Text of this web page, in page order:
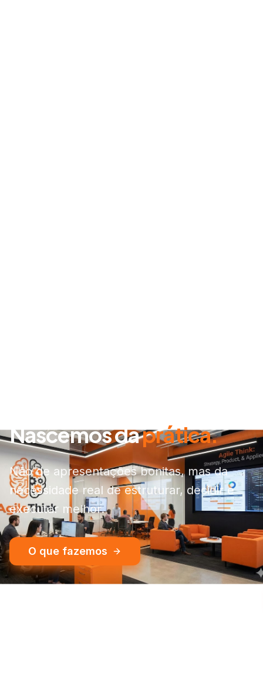
Presença emeventos
globais
Web Summit, Innovation Week, e os
principais ecossistemas de inovação do
Brasil e do mundo.
Entre em contato